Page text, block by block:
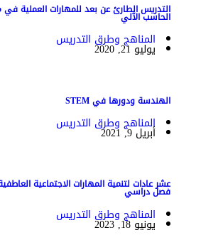
التدريس الطارئ عن بعد للمهارات العملية في
الحاسب الآلي
المناهج وطرق التدريس
يوليو 21, 2020
الهندسة ودورها في STEM
المناهج وطرق التدريس
أبريل 9, 2021
عشر عادات لتنمية المهارات الاجتماعية
فصل دراسي
المناهج وطرق التدريس
يونيو 18, 2023